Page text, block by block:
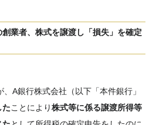
業者、株式を譲渡し「損失」を確定
、A銀行株式会社（以下「本件銀行」
たことにより株式等に係る譲渡所得等